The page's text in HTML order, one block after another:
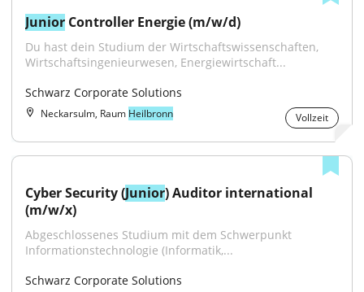
Junior Controller Energie (m/w/d)
Du hast dein Studium der Wirtschaftswissenschaften,
Wirtschaftsingenieurwesen, Energiewirtschaft...
Schwarz Corporate Solutions
Neckarsulm, Raum Heilbronn Vollzeit
Cyber Security (Junior) Auditor international
(m/w/x)
Abgeschlossenes Studium mit dem Schwerpunkt
Informationstechnologie (Informatik,...
Schwarz Corporate Solutions